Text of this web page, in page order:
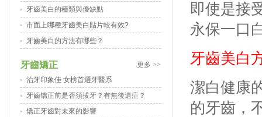
牙齒美白的種類與優缺點
市面上哪種牙齒美白貼片較有效?
牙齒美白的方法有哪些？
更多 >>
牙齒矯正
治牙印象佳 女榜首選牙醫系
牙齒矯正前是否須拔牙？有無後遺症？
矯正牙齒對未來的影響
即使是接
永保一口
牙齒美白
潔白健康
的牙齒，